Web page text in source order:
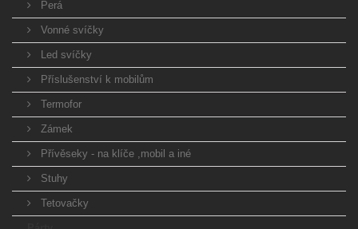
Perá
Vonné svíčky
Led svíčky
Příslušenství k mobilům
Termofor
Zámek
Přívěseky - na klíče ,mobil a iné
Stuhy
Tetovačky